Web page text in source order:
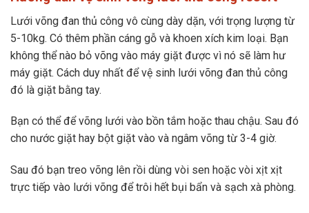
Lưới võng đan thủ công vô cùng dày dặn, với trọng lượng từ
5-10kg. Có thêm phần cáng gỗ và khoen xích kim loại. Bạn
không thể nào bỏ võng vào máy giặt được vì nó sẽ làm hư
máy giặt. Cách duy nhất để vệ sinh lưới võng đan thủ công
đó là giặt bằng tay.
Bạn có thể để võng lưới vào bồn tắm hoặc thau chậu. Sau đó
cho nước giặt hay bột giặt vào và ngâm võng từ 3-4 giờ.
Sau đó bạn treo võng lên rồi dùng vòi sen hoặc vòi xịt xịt
trực tiếp vào lưới võng để trôi hết bụi bẩn và sạch xà phòng.